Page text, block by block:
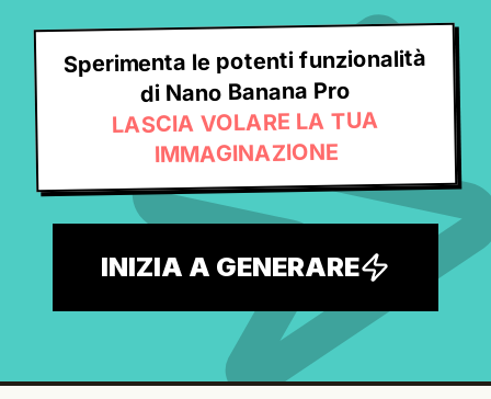
Sperimenta le potenti funzionalità
di Nano Banana Pro
LASCIA VOLARE LA TUA
IMMAGINAZIONE
INIZIA A GENERARE